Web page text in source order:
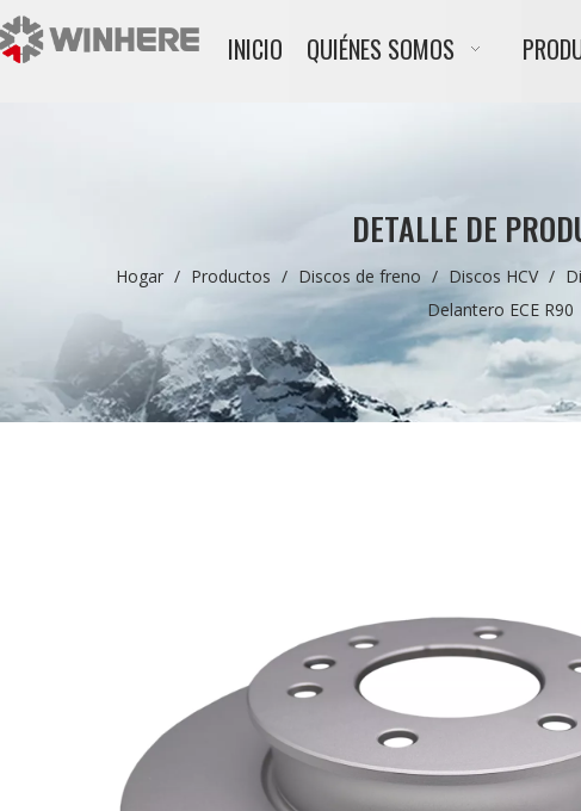
INICIO QUIÉNES SOMOS
DETALLE DE
Hogar / Productos / Discos de freno / Discos HCV /
Delantero ECE R90